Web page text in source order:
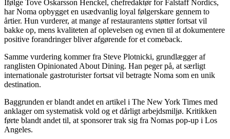
Ifølge Tove Oskarsson Henckel, chefredaktør for Falstaff Nordics,
har Noma opbygget en usædvanlig loyal følgerskare gennem to
årtier. Hun vurderer, at mange af restaurantens støtter fortsat vil
bakke op, mens kvaliteten af oplevelsen og evnen til at dokumentere
positive forandringer bliver afgørende for et comeback.
Samme vurdering kommer fra Steve Plotnicki, grundlægger af
ranglisten Opinionated About Dining. Han peger på, at særligt
internationale gastroturister fortsat vil betragte Noma som en unik
destination.
Baggrunden er blandt andet en artikel i The New York Times med
anklager om systematisk vold og et dårligt arbejdsmiljø. Kritikken
førte blandt andet til, at sponsorer trak sig fra Nomas pop-up i Los
Angeles.